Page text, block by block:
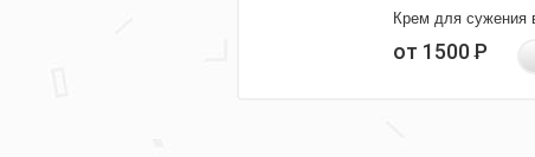
Крем для сужения
от 1500Р